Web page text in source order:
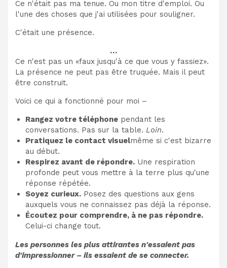
Ce n'était pas ma tenue. Ou mon titre d'emploi. Ou
l'une des choses que j'ai utilisées pour souligner.
C'était une présence.
…
Ce n'est pas un «faux jusqu'à ce que vous y fassiez».
La présence ne peut pas être truquée. Mais il peut
être construit.
Voici ce qui a fonctionné pour moi –
Rangez votre téléphone pendant les
conversations. Pas sur la table. Loin.
Pratiquez le contact visuelmême si c'est bizarre
au début.
Respirez avant de répondre. Une respiration
profonde peut vous mettre à la terre plus qu'une
réponse répétée.
Soyez curieux. Posez des questions aux gens
auxquels vous ne connaissez pas déjà la réponse.
Écoutez pour comprendre, à ne pas répondre.
Celui-ci change tout.
Les personnes les plus attirantes n'essaient pas
d'impressionner – ils essaient de se connecter.